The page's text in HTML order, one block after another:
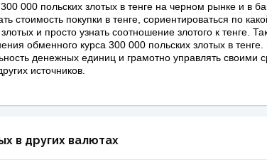
000 польских злотых в тенге на черном рынке и в
стоимость покупки в тенге, сориентироваться по
и просто узнать соотношение злотого к тенге.
обменного курса 300 000 польских злотых в
денежных единиц и грамотно управлять своими
источников.
в других валютах